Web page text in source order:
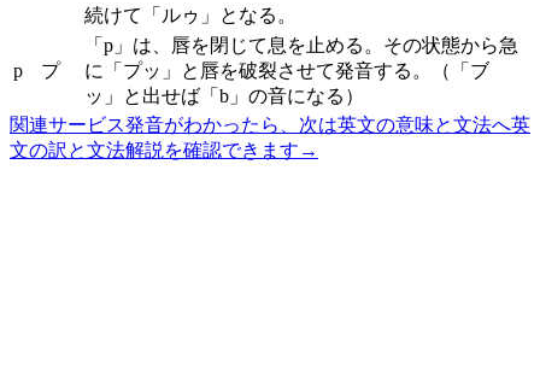
続けて「ルゥ」となる。
p プ
「p」は、唇を閉じて息を止める。その状態から急
に「プッ」と唇を破裂させて発音する。（「ブ
ッ」と出せば「b」の音になる）
関連サービス発音がわかったら、次は英文の意味と文法へ英
文の訳と文法解説を確認できます →